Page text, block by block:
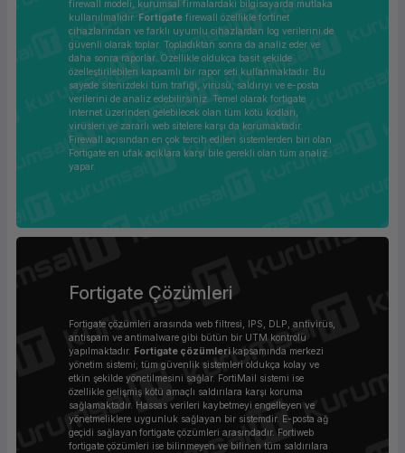
Bileşenleri
firewall modeli, kurumsal firmalardaki bilgisayarda mutlaka
kullanılmalıdır. Fortigate firewall özellikle fortinet
cihazlarından ve farklı uyumlu cihazlardan log verilerini de
güvenli olarak toplar. Topladıktan sonra da analiz eder ve
daha sonra raporlar. Özellikle oldukça basit şekilde
özelleştirilebilen kapsamlı bir rapor seti kullanmaktadır. Bu
sayede sitenizdeki tüm trafiği, virüsü, saldırıyı ve e-posta
verilerini de analiz edebilirsiniz. Temel olarak fortigate
internet üzerinden gelebilecek olan tüm kötü kodları,
virüsleri ve zararlı web sitelere karşı da korumaktadır.
Firewall açısından en çok tercih edilen sistemlerden biri olan
Fortigate en ufak açıklara karşı bile gerekli olan tüm analiz
yapar.
Fortigate Çözümleri
Fortigate çözümleri arasında web filtresi, IPS, DLP, antivirüs,
antispam ve antimalware gibi bütün bir UTM kontrolü
yapılmaktadır. Fortigate çözümleri kapsamında merkezi
yönetim sistemi; tüm güvenlik sistemleri oldukça kolay ve
etkin şekilde yönetilmesini sağlar. FortiMail sistemi ise
özellikle gelişmiş kötü amaçlı saldırılara karşı koruma
sağlamaktadır. Hassas verileri kaybetmeyi engelleyen ve
yönetmeliklere uygunluk sağlayan bir sistemdir. E-posta ağ
geçidi sağlayan fortigate çözümleri arasındadır. Fortiweb
fortigate çözümleri ise bilinmeyen ve bilinen tüm saldırılara